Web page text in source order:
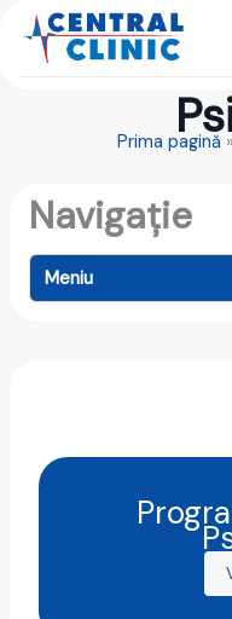
content
Prima pagină »
Navigație
Meniu